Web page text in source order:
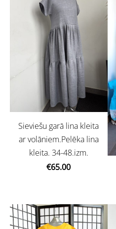
Sieviešu garā lina kleita
ar volāniem.Pelēka lina
kleita. 34-48.izm.
€65.00